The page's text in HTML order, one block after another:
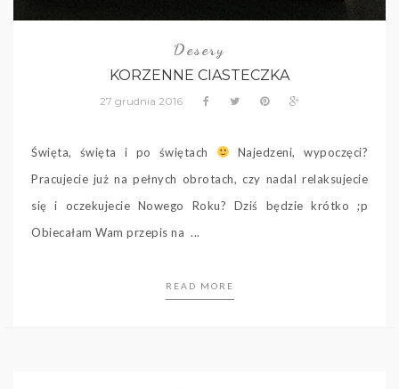
Desery
KORZENNE CIASTECZKA
27 grudnia 2016
Święta, święta i po świętach
Najedzeni, wypoczęci?
Pracujecie już na pełnych obrotach, czy nadal relaksujecie
się i oczekujecie Nowego Roku? Dziś będzie krótko ;p
Obiecałam Wam przepis na ...
READ MORE